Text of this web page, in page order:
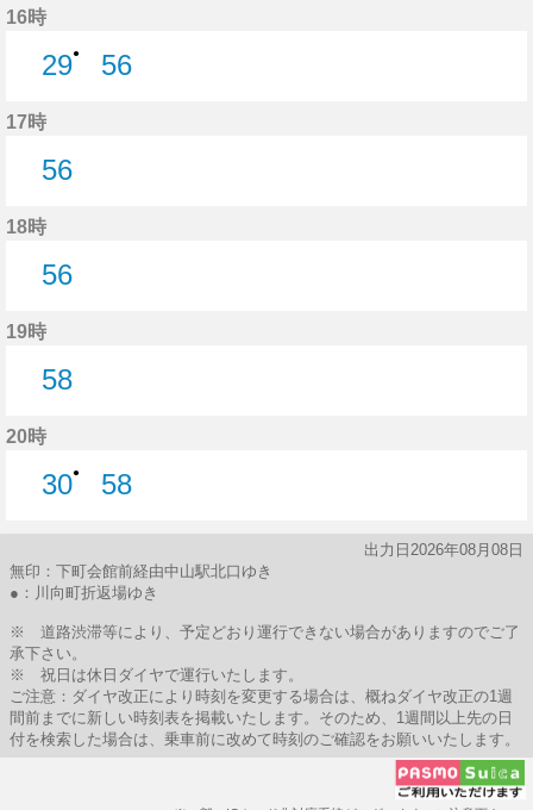
16時
29●
56
17時
56
18時
56
19時
58
20時
30●
58
出力日2026年08月08日
無印：下町会館前経由中山駅北口ゆき
●：川向町折返場ゆき
※ 道路渋滞等により、予定どおり運行できない場合がありますのでご了
承下さい。
※ 祝日は休日ダイヤで運行いたします。
ご注意：ダイヤ改正により時刻を変更する場合は、概ねダイヤ改正の1週
間前までに新しい時刻表を掲載いたします。そのため、1週間以上先の日
付を検索した場合は、乗車前に改めて時刻のご確認をお願いいたします。